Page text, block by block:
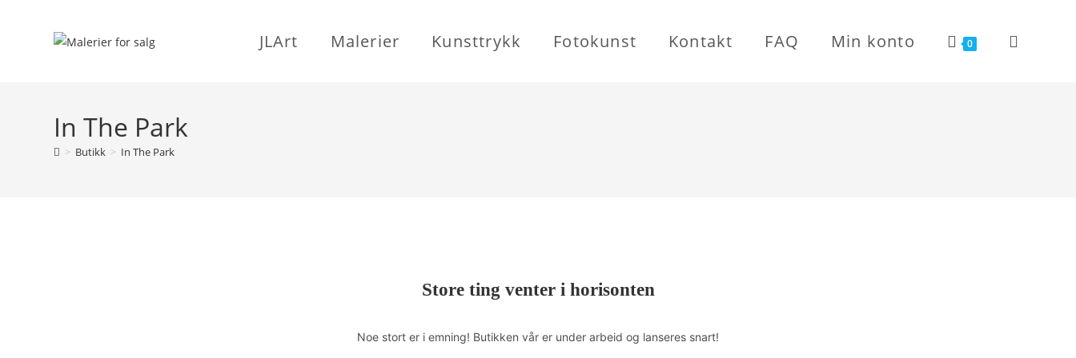
JLArt Malerier Kunsttrykk Fotokunst Kontakt FAQ Min konto 0 Toggle
In The Park
> Butikk > In The Park
Store ting venter i horisonten
Noe stort er i emning! Butikken vår er under arbeid og lanseres snart!